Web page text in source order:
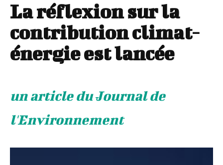
La réflexion sur la
contribution climat-
énergie est lancée
un article du Journal de
l'Environnement